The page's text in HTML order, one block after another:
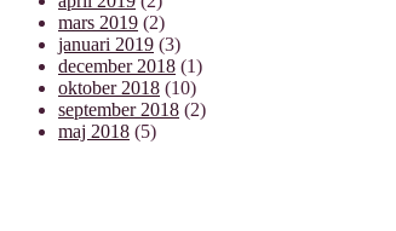
mars 2019 (2)
januari 2019 (3)
december 2018 (1)
oktober 2018 (10)
september 2018 (2)
maj 2018 (5)